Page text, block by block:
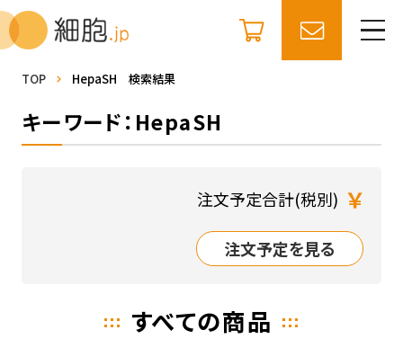
TOP HepaSH 検索結果
キーワード：HepaSH
注文予定合計(税別) ￥
注文予定を見る
すべての商品